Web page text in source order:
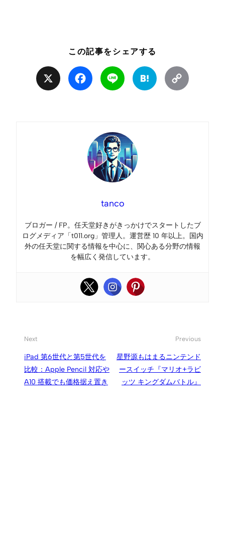
この記事をシェアする
Facebook Line Hatena
tanco
ブロガー / FP。任天堂好きがきっかけでスタートしたブ
ログメディア「t011.org」管理人。運営歴 10 年以上。国内
外の任天堂に関する情報を中心に、関心ある分野の情報
を幅広く発信しています。
Next
iPad 第6世代と第5世代を
比較：Apple Pencil 対応や
A10 搭載でも価格据え置き
Previous
星野源もはまるニンテンド
ースイッチ『マリオ+ラビ
ッツ キングダムバトル』